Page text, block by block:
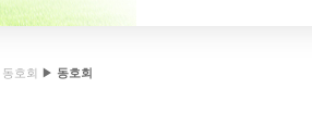
동호회 ▶ 동호회